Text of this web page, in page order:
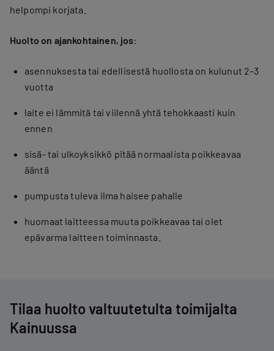
helpompi korjata.
Huolto on ajankohtainen, jos:
asennuksesta tai edellisestä huollosta on kulunut 2–3
vuotta
laite ei lämmitä tai viilennä yhtä tehokkaasti kuin
ennen
sisä- tai ulkoyksikkö pitää normaalista poikkeavaa
ääntä
pumpusta tuleva ilma haisee pahalle
huomaat laitteessa muuta poikkeavaa tai olet
epävarma laitteen toiminnasta.
Tilaa huolto valtuutetulta toimijalta
Kainuussa